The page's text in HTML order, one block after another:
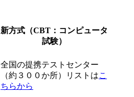
新方式（CBT：コンピュータ
試験）
全国の提携テストセンター
（約３００か所）リストはこ
ちらから